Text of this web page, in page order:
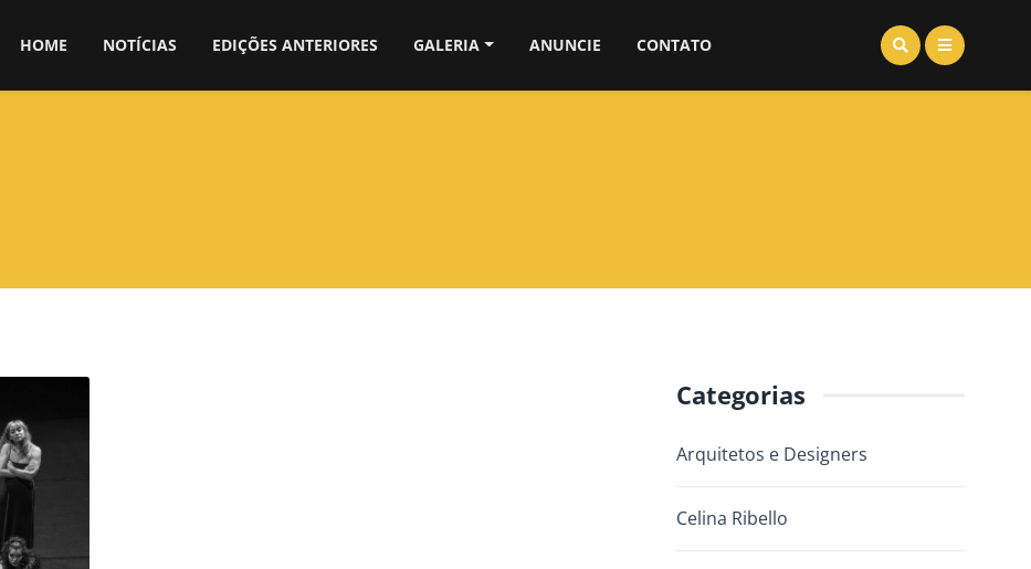
HOME NOTÍCIAS EDIÇÕES ANTERIORES GALERIA ANUNCIE CONTATO
Categorias
Arquitetos e Designers
Celina Ribello